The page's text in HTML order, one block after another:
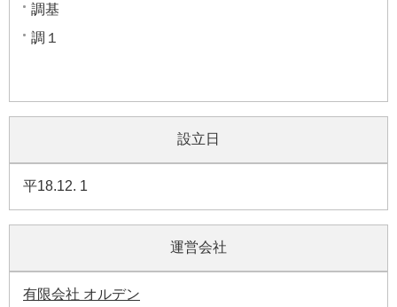
調基
調１
設立日
平18.12. 1
運営会社
有限会社 オルデン